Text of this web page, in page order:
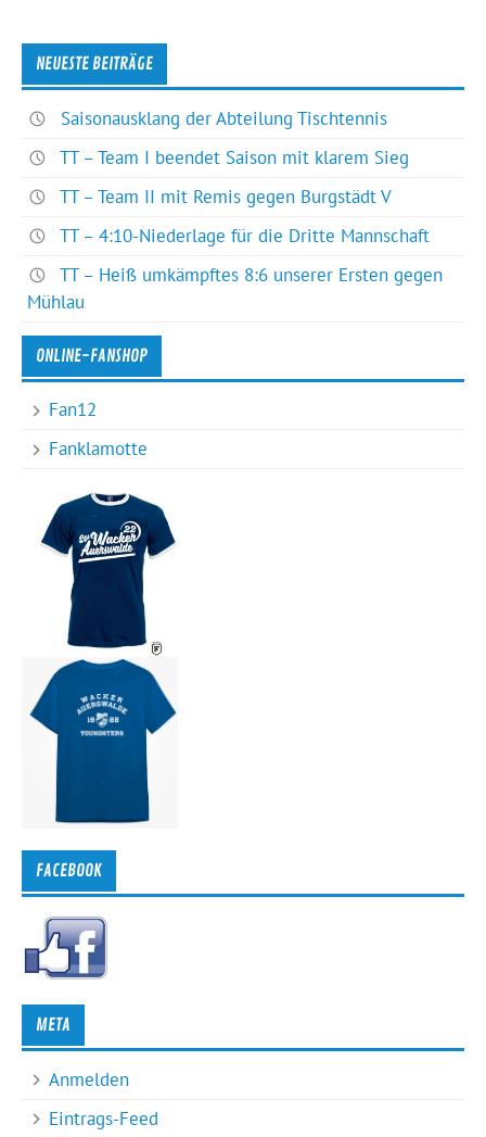
NEUESTE BEITRÄGE
Saisonausklang der Abteilung Tischtennis
TT – Team I beendet Saison mit klarem Sieg
TT – Team II mit Remis gegen Burgstädt V
TT – 4:10-Niederlage für die Dritte Mannschaft
TT – Heiß umkämpftes 8:6 unserer Ersten gegen
Mühlau
ONLINE-FANSHOP
Fan12
Fanklamotte
FACEBOOK
META
Anmelden
Eintrags-Feed